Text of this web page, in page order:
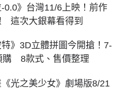
-0.0》台灣11/6上映！前作
這次大銀幕看得到
特》3D立體拼圖今開搶！7-
購 8款式、售價整理
光之美少女》劇場版8/21